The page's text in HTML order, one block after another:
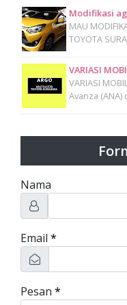
Modifikasi
MAU
TOYOTA
VARIASI
VARIASI
Avanza
Nama
Email *
Pesan *